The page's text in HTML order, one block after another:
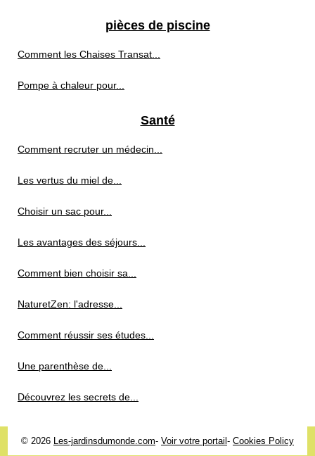
pièces de piscine
Comment les Chaises Transat...
Pompe à chaleur pour...
Santé
Comment recruter un médecin...
Les vertus du miel de...
Choisir un sac pour...
Les avantages des séjours...
Comment bien choisir sa...
NaturetZen: l'adresse...
Comment réussir ses études...
Une parenthèse de...
Découvrez les secrets de...
© 2026 Les-jardinsdumonde.com- Voir votre portail - Cookies Policy